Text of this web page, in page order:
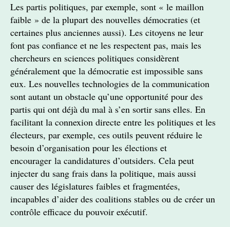
Les partis politiques, par exemple, sont « le maillon
faible » de la plupart des nouvelles démocraties (et
certaines plus anciennes aussi). Les citoyens ne leur
font pas confiance et ne les respectent pas, mais les
chercheurs en sciences politiques considèrent
généralement que la démocratie est impossible sans
eux. Les nouvelles technologies de la communication
sont autant un obstacle qu’une opportunité pour des
partis qui ont déjà du mal à s’en sortir sans elles. En
facilitant la connexion directe entre les politiques et les
électeurs, par exemple, ces outils peuvent réduire le
besoin d’organisation pour les élections et
encourager la candidatures d’outsiders. Cela peut
injecter du sang frais dans la politique, mais aussi
causer des législatures faibles et fragmentées,
incapables d’aider des coalitions stables ou de créer un
contrôle efficace du pouvoir exécutif.